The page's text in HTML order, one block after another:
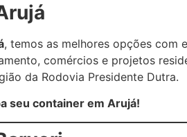
, temos as melhores opções com
comércios e projetos
da Rodovia Presidente Dutra.
seu container em Arujá!